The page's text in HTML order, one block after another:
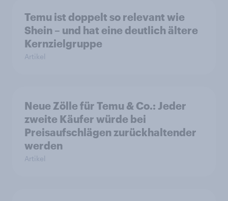
Temu ist doppelt so relevant wie
Shein – und hat eine deutlich ältere
Kernzielgruppe
Artikel
Neue Zölle für Temu & Co.: Jeder
zweite Käufer würde bei
Preisaufschlägen zurückhaltender
werden
Artikel